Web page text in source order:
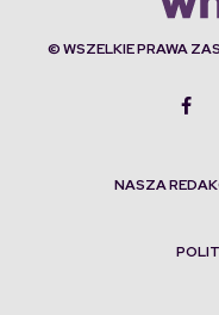
© WSZELKIE PRAWA
NASZA